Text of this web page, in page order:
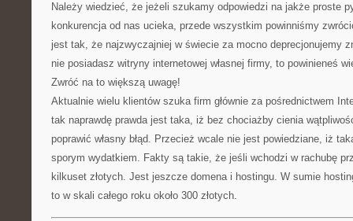
Należy wiedzieć, że jeżeli szukamy odpowiedzi na jakże proste
konkurencja od nas ucieka, przede wszystkim powinniśmy
jest tak, że najzwyczajniej w świecie za mocno deprecjonujemy
nie posiadasz witryny internetowej własnej firmy, to powinieneś
Zwróć na to większą uwagę!
Aktualnie wielu klientów szuka firm głównie za pośrednictwem
tak naprawdę prawda jest taka, iż bez chociażby cienia
poprawić własny błąd. Przecież wcale nie jest powiedziane, iż
sporym wydatkiem. Fakty są takie, że jeśli wchodzi w rachubę
kilkuset złotych. Jest jeszcze domena i hostingu. W sumie
to w skali całego roku około 300 złotych.